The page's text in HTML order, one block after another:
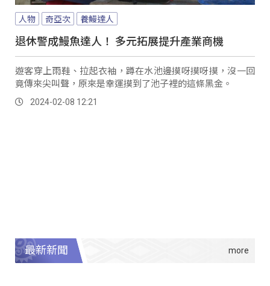
人物 奇亞次 養鰻達人
退休警成鰻魚達人！ 多元拓展提升產業商機
遊客穿上雨鞋、拉起衣袖，蹲在水池邊摸呀摸呀摸，沒一回
竟傳來尖叫聲，原來是幸運摸到了池子裡的這條黑金。
2024-02-08 12:21
最新新聞